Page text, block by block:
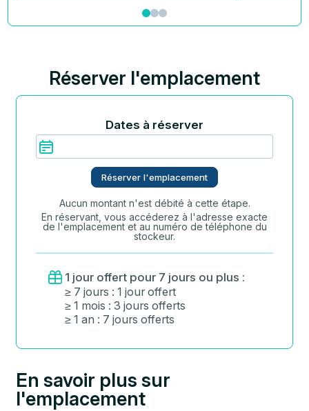
En savoir plus sur
l'emplacement
Réserver l'emplacement
Dates à réserver
Réserver l'emplacement
Aucun montant n'est débité à cette étape.
En réservant, vous accéderez à l'adresse exacte
de l'emplacement et au numéro de téléphone du
stockeur.
1 jour offert pour 7 jours ou plus :
≥ 7 jours : 1 jour offert
≥ 1 mois : 3 jours offerts
≥ 1 an : 7 jours offerts